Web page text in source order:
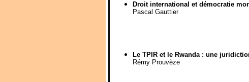
Droit international et démocratie
Pascal Gauttier
Le TPIR et le Rwanda : une
Rémy Prouvèze